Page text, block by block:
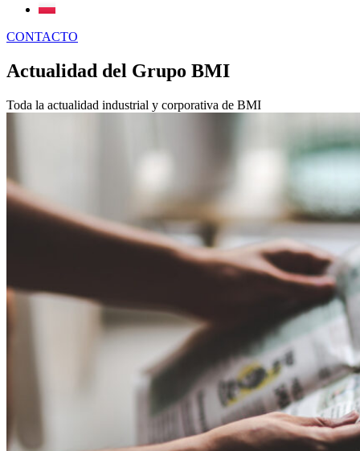
CONTACTO
Actualidad del Grupo BMI
Toda la actualidad industrial y corporativa de BMI